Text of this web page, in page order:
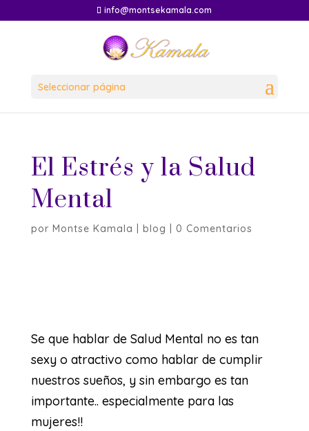
info@montsekamala.com
Seleccionar página
El Estrés y la Salud
Mental
por Montse Kamala blog 0 Comentarios
Se que hablar de Salud Mental no es tan
sexy o atractivo como hablar de cumplir
nuestros sueños, y sin embargo es tan
importante.. especialmente para las
mujeres!!